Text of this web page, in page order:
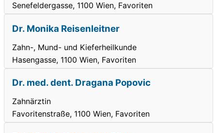
Senefeldergasse, 1100 Wien, Favoriten
Dr. Monika Reisenleitner
Zahn-, Mund- und Kieferheilkunde
Hasengasse, 1100 Wien, Favoriten
Dr. med. dent. Dragana Popovic
Zahnärztin
Favoritenstraße, 1100 Wien, Favoriten